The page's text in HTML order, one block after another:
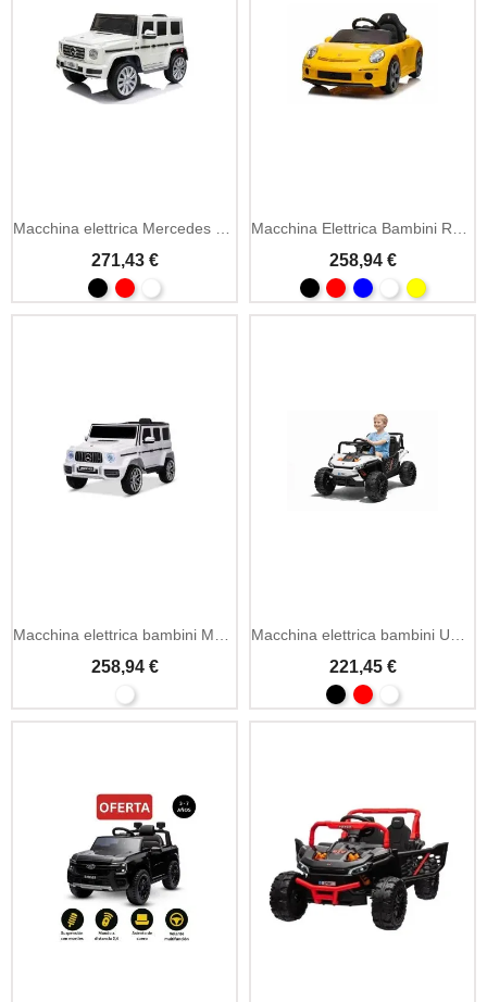
271,43 € 258,94 €
258,94 € 221,45 €